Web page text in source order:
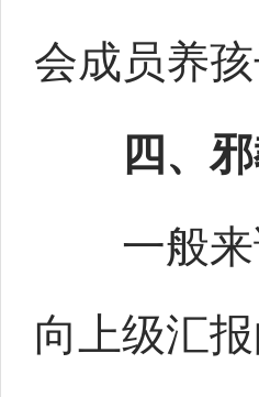
会成员养孩
四、
一般来说
向上级汇